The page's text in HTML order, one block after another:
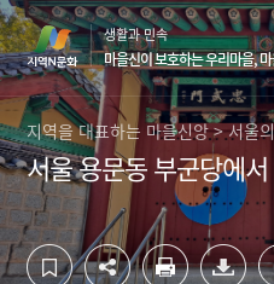
컨
텐
츠
영
역
바
로
가
기
하
단
영
역
바
로
가
기
생활과 민속
마을신이 보호하는 우리마을,
지역을 대표하는 마을신앙 > 서울
서울 용문동 부군당에